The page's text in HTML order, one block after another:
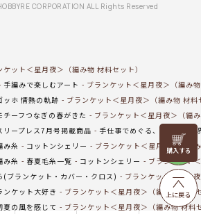
リリヤン
フェア
上に戻る
CORPORATION ALL Rights Reserved
ケット＜星月夜＞（編み物 材料セット）
手編みで楽しむアート
ブランケット＜星月夜＞（編み
ッホ 情熱の軌跡
ブランケット＜星月夜＞（編み物 材料
チーフつなぎの春がきた
ブランケット＜星月夜＞（編
リープレス7月号掲載商品
手仕事でめぐる、アートの世
み糸 コットンシェリー
ブランケット＜星月夜＞（編
み糸 春夏毛糸一覧 コットンシェリー
ブランケット
(ブランケット・カバー・クロス)
ブランケット＜星月
ンケット大好き
ブランケット＜星月夜＞（編み物 材料
夏の風を感じて ブランケット＜星月夜＞（編み物 材料